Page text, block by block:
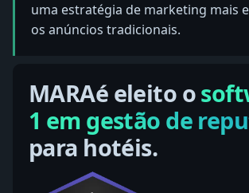
uma estratégia de marketing mais
os anúncios tradicionais.
MARAé eleito o
1 em gestão de
para hotéis.